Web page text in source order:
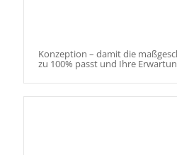
Konzeption – damit die
zu 100% passt und Ihre